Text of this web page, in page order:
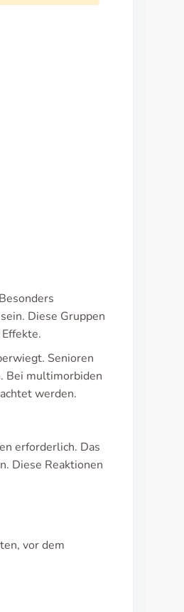
Diese Gruppen
Senioren
Bei multimorbiden
werden.
erforderlich. Das
Diese Reaktionen
vor dem